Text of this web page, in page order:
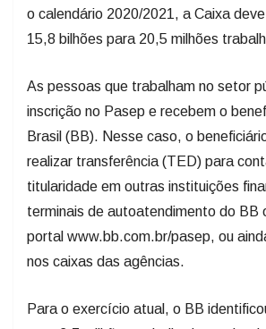
o calendário 2020/2021, a Caixa
15,8 bilhões para 20,5 milhões
As pessoas que trabalham no setor
inscrição no Pasep e recebem o
Brasil (BB). Nesse caso, o
realizar transferência (TED) para
titularidade em outras instituições
terminais de autoatendimento do BB
portal www.bb.com.br/pasep, ou
nos caixas das agências.
Para o exercício atual, o BB